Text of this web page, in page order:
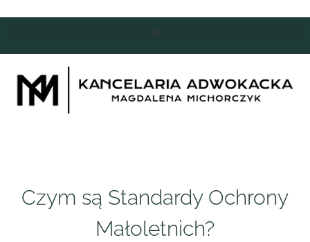
Czym są Standardy Ochrony
Małoletnich?